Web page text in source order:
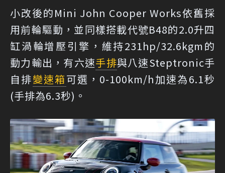
小改後的Mini John Cooper Works依舊採
用前輪驅動，並同樣搭載代號B48的2.0升四
缸渦輪增壓引擎，維持231hp/32.6kgm的
動力輸出，有六速手排與八速Steptronic手
自排變速箱可選，0-100km/h加速為6.1秒
(手排為6.3秒)。